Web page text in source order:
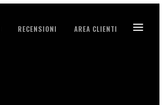
RECENSIONI AREA CLIENTI